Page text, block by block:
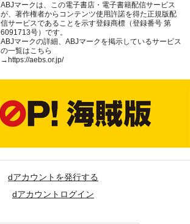
ABJマークは、この電子書店・電子書籍配信サービス
が、著作権者からコンテンツ使用許諾を得た正規版配
信サービスであることを示す登録商標（登録番号 第
6091713号）です。
ABJマークの詳細、ABJマークを掲示しているサービス
の一覧はこちら
→ https://aebs.or.jp/
dアカウントを発行する
dアカウントログイン